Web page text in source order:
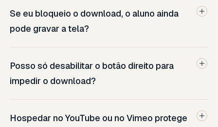
Se eu bloqueio o download, o aluno ainda
pode gravar a tela?
Posso só desabilitar o botão direito para
impedir o download?
Hospedar no YouTube ou no Vimeo protege